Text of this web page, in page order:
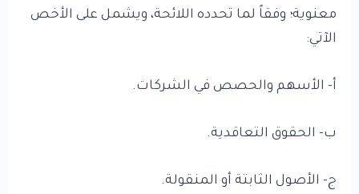
معنوية؛ وفقاً لما تحدده اللائحة، ويشمل على الأخص
الآتي:
أ- الأسهم والحصص في الشركات.
ب- الحقوق التعاقدية.
ج- الأصول الثابتة أو المنقولة.